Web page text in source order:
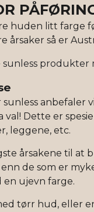
huden litt farge
årsaker så er
sunless
sunless
val! Dette er
leggene, etc.
årsakene til
de som er
en ujevn farge.
tørr hud, eller